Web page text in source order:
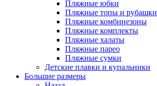
Пляжные юбки
Пляжные топы и рубашки
Пляжные комбинезоны
Пляжные комплекты
Пляжные халаты
Пляжные парео
Пляжные сумки
Детские плавки и купальники
Большие размеры